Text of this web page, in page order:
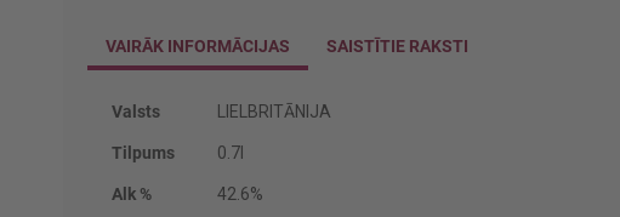
sākumuVAIRĀK INFORMĀCIJAS
Vairāk
Valsts LIELBRITĀNIJA
Tilpums 0.7l
Alk % 42.6%
SAISTĪTIE RAKSTI